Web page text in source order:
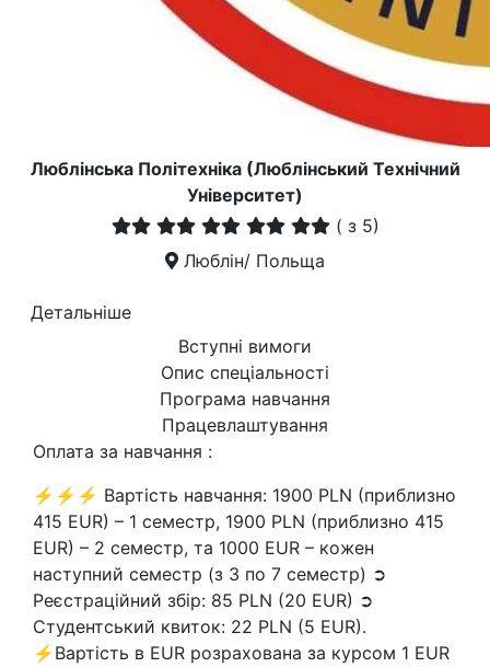
Люблiнська Політехніка (Люблінський Технічний
Університет)
( з 5)
Люблін/ Польща
Детальніше
Вступні вимоги
Опис спеціальності
Програма навчання
Працевлаштування
Оплата за навчання :
⚡⚡⚡ Вартість навчання: 1900 PLN (приблизно
415 EUR) – 1 семестр, 1900 PLN (приблизно 415
EUR) – 2 семестр, та 1000 EUR – кожен
наступний семестр (з 3 по 7 семестр) ➲
Реєстраційний збір: 85 PLN (20 EUR) ➲
Студентський квиток: 22 PLN (5 EUR).
⚡Вартість в EUR розрахована за курсом 1 EUR